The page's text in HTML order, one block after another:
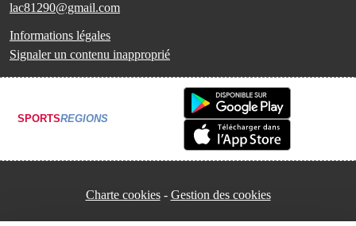
lac81290@gmail.com
Informations légales
Signaler un contenu inapproprié
SPORTSREGIONS
Charte cookies Gestion des cookies